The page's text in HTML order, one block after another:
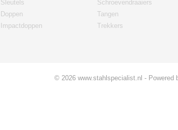
Sleutels
Doppen
Impactdoppen
Schroevendraaiers
Tangen
Trekkers
© 2026 www.stahlspecialist.nl - Powered